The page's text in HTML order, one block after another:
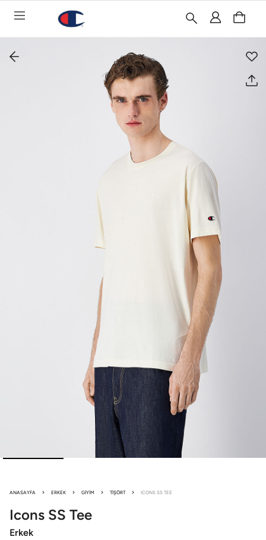
ANASAYFA ERKEK GIYIM TIŞÖRT ICONS SS TEE
Icons SS Tee
Erkek